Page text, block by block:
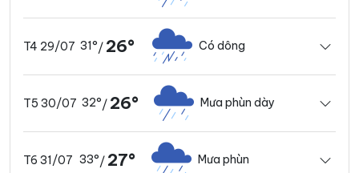
T4 29/07 31°/ 26° Có dông
T5 30/07 32°/ 26° Mưa phùn dày
T6 31/07 33°/ 27° Mưa phùn